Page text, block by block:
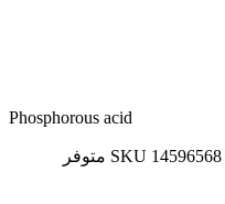
Phosphorous acid
SKU 14596568 متوفر